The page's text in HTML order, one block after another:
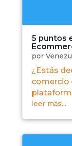
5 puntos
por
¿Estás
comercio
leer más...